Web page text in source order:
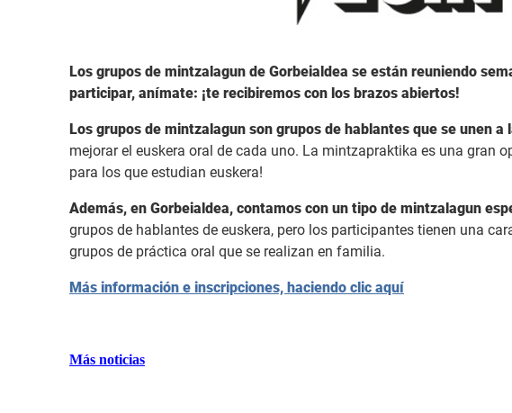
Los grupos de mintzalagun de Gorbeialdea se están reuniendo
participar, anímate: ¡te recibiremos con los brazos abiertos!
Los grupos de mintzalagun son grupos de hablantes que se unen
mejorar el euskera oral de cada uno. La mintzapraktika es una gran
para los que estudian euskera!
Además, en Gorbeialdea, contamos con un tipo de mintzalagun
grupos de hablantes de euskera, pero los participantes tienen una
grupos de práctica oral que se realizan en familia.
Más información e inscripciones, haciendo clic aquí
Más noticias